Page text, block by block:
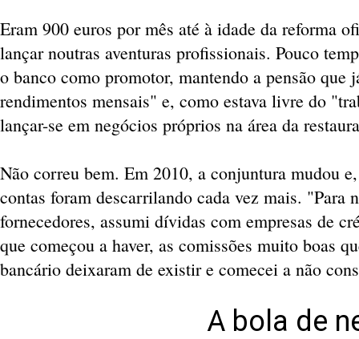
Eram 900 euros por mês até à idade da reforma
lançar noutras aventuras profissionais. Pouco
o banco como promotor, mantendo a pensão que
rendimentos mensais" e, como estava livre do
lançar-se em negócios próprios na área da
Não correu bem. Em 2010, a conjuntura mudou
contas foram descarrilando cada vez mais. "Para
fornecedores, assumi dívidas com empresas de
que começou a haver, as comissões muito boas
bancário deixaram de existir e comecei a não
A bola de